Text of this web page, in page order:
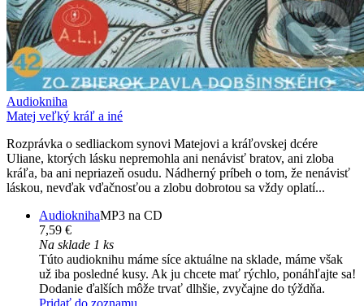
Audiokniha
Matej veľký kráľ a iné
Rozprávka o sedliackom synovi Matejovi a kráľovskej dcére
Uliane, ktorých lásku nepremohla ani nenávisť bratov, ani zloba
kráľa, ba ani nepriazeň osudu. Nádherný príbeh o tom, že nenávisť
láskou, nevďak vďačnosťou a zlobu dobrotou sa vždy oplatí...
AudioknihaMP3 na CD
7,59 €
Na sklade 1 ks
Túto audioknihu máme síce aktuálne na sklade, máme však
už iba posledné kusy. Ak ju chcete mať rýchlo, ponáhľajte sa!
Dodanie ďalších môže trvať dlhšie, zvyčajne do týždňa.